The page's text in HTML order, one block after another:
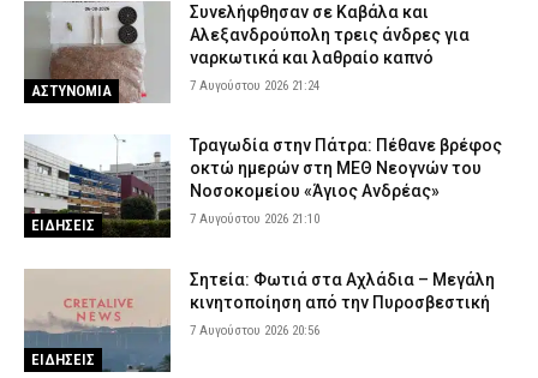
ΑΣΤΥΝΟΜΙΑ
Συνελήφθησαν σε Καβάλα και
Αλεξανδρούπολη τρεις άνδρες για
ναρκωτικά και λαθραίο καπνό
7 Αυγούστου 2026 21:24
ΕΙΔΗΣΕΙΣ
Τραγωδία στην Πάτρα: Πέθανε βρέφος
οκτώ ημερών στη ΜΕΘ Νεογνών του
Νοσοκομείου «Άγιος Ανδρέας»
7 Αυγούστου 2026 21:10
ΕΙΔΗΣΕΙΣ
Σητεία: Φωτιά στα Αχλάδια – Μεγάλη
κινητοποίηση από την Πυροσβεστική
7 Αυγούστου 2026 20:56